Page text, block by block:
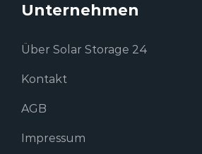
Unternehmen
Über Solar Storage 24
Kontakt
AGB
Impressum